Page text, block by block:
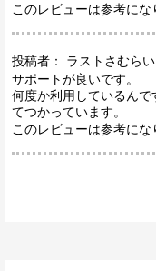
このレビューは参考にな
投稿者： ラストさむらい
サポートが良いです。
何度か利用しているん
てつかっています。
このレビューは参考にな